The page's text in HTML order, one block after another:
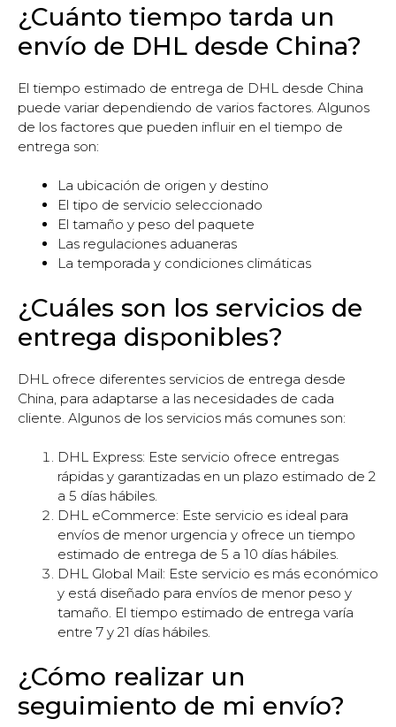
¿Cuánto tiempo tarda un
envío de DHL desde China?
El tiempo estimado de entrega de DHL desde China
puede variar dependiendo de varios factores. Algunos
de los factores que pueden influir en el tiempo de
entrega son:
La ubicación de origen y destino
El tipo de servicio seleccionado
El tamaño y peso del paquete
Las regulaciones aduaneras
La temporada y condiciones climáticas
¿Cuáles son los servicios de
entrega disponibles?
DHL ofrece diferentes servicios de entrega desde
China, para adaptarse a las necesidades de cada
cliente. Algunos de los servicios más comunes son:
DHL Express: Este servicio ofrece entregas
rápidas y garantizadas en un plazo estimado de 2
a 5 días hábiles.
DHL eCommerce: Este servicio es ideal para
envíos de menor urgencia y ofrece un tiempo
estimado de entrega de 5 a 10 días hábiles.
DHL Global Mail: Este servicio es más económico
y está diseñado para envíos de menor peso y
tamaño. El tiempo estimado de entrega varía
entre 7 y 21 días hábiles.
¿Cómo realizar un
seguimiento de mi envío?